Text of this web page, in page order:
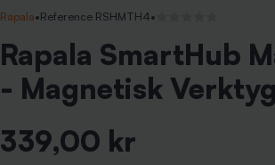
Rapala•Reference RSHMTH4•
Rapala SmartHub
- Magnetisk
339,00 kr